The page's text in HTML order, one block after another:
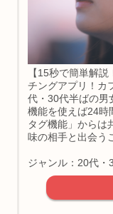
【15秒で簡単解
チングアプリ！カ
代・30代半ばの男
機能を使えば24時
タグ機能」からは
味の相手と出会う
ジャンル：20代・